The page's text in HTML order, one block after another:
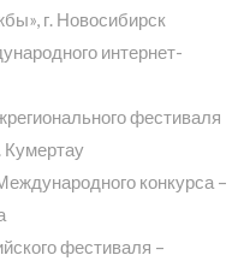
г. Новосибирск
интернет-
фестиваля
Кумертау
конкурса –
фестиваля –